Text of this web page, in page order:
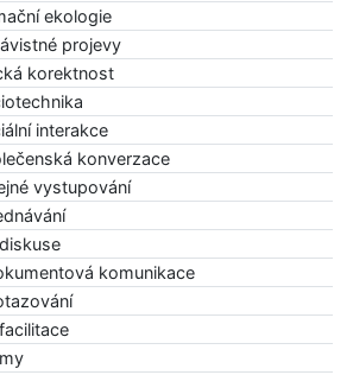
ekologie
projevy
korektnost
interakce
konverzace
vystupování
komunikace